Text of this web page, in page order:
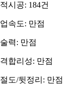
시공: 184건
속도: 만점
력: 만점
합리성: 만점
도/뒷정리: 만점